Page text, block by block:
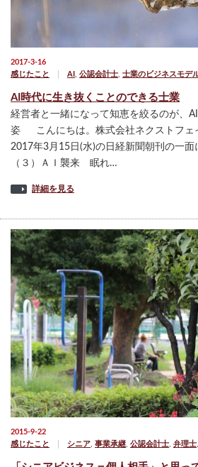
2017-3-16
感じたこと
AI , 公認会計士, 士業のビジネスモデ
AI時代に生き抜くことのできる士業
経営者と一緒になって知恵を絞るのが、
姿 こんにちは。株式会社ネクストフェ
2017年3月15日(水)の日経新聞朝刊の一面
（３）ＡＩ襲来 眠れ…
詳細を見る
2015-9-22
感じたこと
シニア, 事業承継, 公認会計士, 弁理士,